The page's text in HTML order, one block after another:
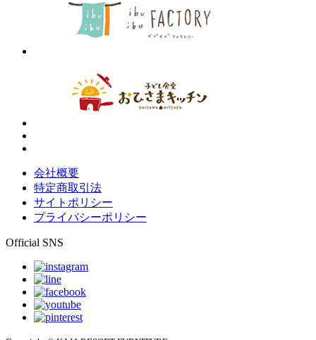
会社概要
特定商取引法
サイトポリシー
プライバシーポリシー
Official SNS